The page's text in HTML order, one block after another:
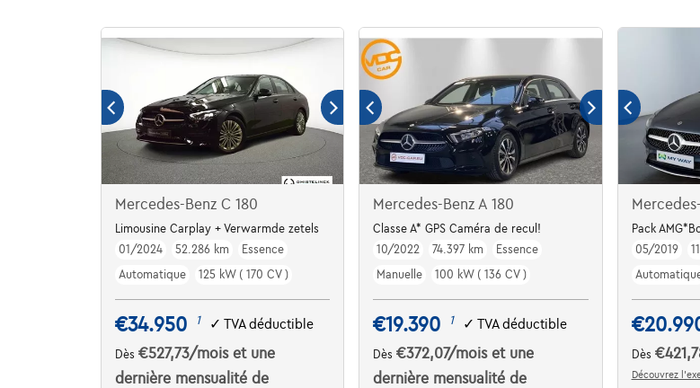
Mercedes-Benz C 180
Limousine Carplay + Verwarmde zetels
01/2024
52.286 km
Essence
Automatique
125 kW ( 170 CV )
€34.950 1 ✓ TVA déductible
Dès €527,73/mois et une
dernière mensualité de
Mercedes-Benz A 180
Classe A* GPS Caméra de recul!
10/2022
74.397 km
Essence
Manuelle
100 kW ( 136 CV )
€19.390 1 ✓TVA déductible
Dès€372,07/moiset une
dernière mensualité de
Pack
05/2019
Dès
Découvrez